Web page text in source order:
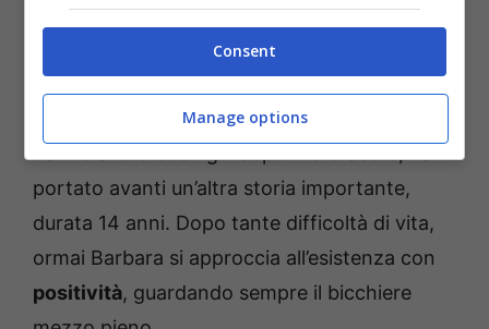
L’attrice italo-tedescaha anche parlato a
“Verissimo” del suo rapporto con il
Alessandro, Luigi, aprendosi sul loro divorzio.
I due sono stati sposati dal 1974 al 2006 e
portato avanti un’altra storia importante,
durata 14 anni. Dopo tante difficoltà di vita,
ormai Barbara si approccia all’esistenza con
positività, guardando sempre il bicchiere
Consent
Manage options